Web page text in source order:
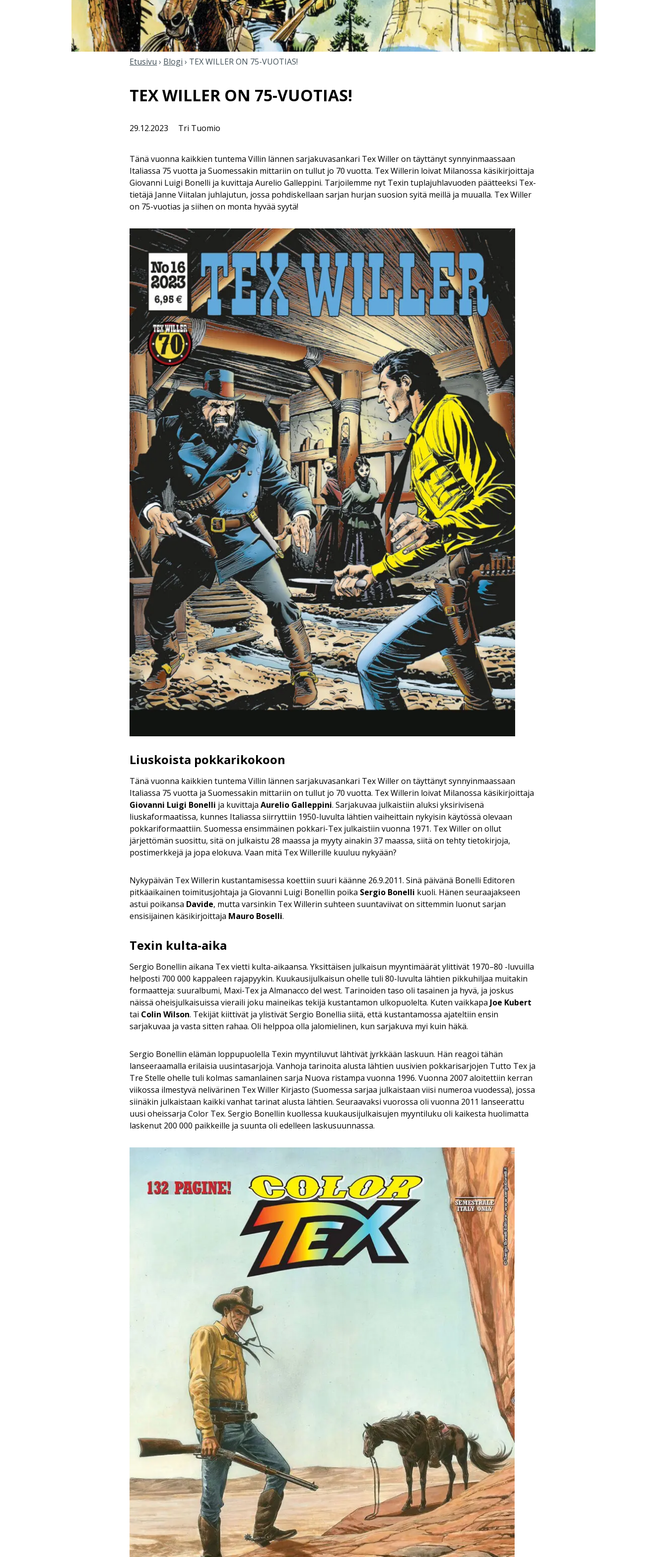
Etusivu › Blogi › TEX WILLER ON 75-VUOTIAS!
TEX WILLER ON 75-VUOTIAS!
29.12.2023 Tri Tuomio
Tänä vuonna kaikkien tuntema Villin lännen sarjakuvasankari Tex Willer on täyttänyt synnyinmaassaan
Italiassa 75 vuotta ja Suomessakin mittariin on tullut jo 70 vuotta. Tex Willerin loivat Milanossa käsikirjoittaja
Giovanni Luigi Bonelli ja kuvittaja Aurelio Galleppini. Tarjoilemme nyt Texin tuplajuhlavuoden päätteeksi Tex-
tietäjä Janne Viitalan juhlajutun, jossa pohdiskellaan sarjan hurjan suosion syitä meillä ja muualla. Tex Willer
on 75-vuotias ja siihen on monta hyvää syytä!
Liuskoista pokkarikokoon
Tänä vuonna kaikkien tuntema Villin lännen sarjakuvasankari Tex Willer on täyttänyt synnyinmaassaan
Italiassa 75 vuotta ja Suomessakin mittariin on tullut jo 70 vuotta. Tex Willerin loivat Milanossa käsikirjoittaja
Giovanni Luigi Bonelli ja kuvittajaAurelio Galleppini. Sarjakuvaa julkaistiin aluksi yksirivisenä
liuskaformaatissa, kunnes Italiassa siirryttiin 1950-luvulta lähtien vaiheittain nykyisin käytössä olevaan
pokkariformaattiin. Suomessa ensimmäinen pokkari-Tex julkaistiin vuonna 1971. Tex Willer on ollut
järjettömän suosittu, sitä on julkaistu 28 maassa ja myyty ainakin 37 maassa, siitä on tehty tietokirjoja,
postimerkkejä ja jopa elokuva. Vaan mitä Tex Willerille kuuluu nykyään?
Nykypäivän Tex Willerin kustantamisessa koettiin suuri käänne 26.9.2011. Sinä päivänä Bonelli Editoren
pitkäaikainen toimitusjohtaja ja Giovanni Luigi Bonellin poika Sergio Bonelli kuoli. Hänen seuraajakseen
astui poikansa Davide, mutta varsinkin Tex Willerin suhteen suuntaviivat on sittemmin luonut sarjan
ensisijainen käsikirjoittaja Mauro Boselli.
Texin kulta-aika
Sergio Bonellin aikana Tex vietti kulta-aikaansa. Yksittäisen julkaisun myyntimäärät ylittivät 1970–80 -luvuilla
helposti 700 000 kappaleen rajapyykin. Kuukausijulkaisun ohelle tuli 80-luvulta lähtien pikkuhiljaa muitakin
formaatteja: suuralbumi, Maxi-Tex ja Almanacco del west. Tarinoiden taso oli tasainen ja hyvä, ja joskus
näissä oheisjulkaisuissa vieraili joku maineikas tekijä kustantamon ulkopuolelta. Kuten vaikkapaJoe Kubert
tai Colin Wilson. Tekijät kiittivät ja ylistivät Sergio Bonellia siitä, että kustantamossa ajateltiin ensin
sarjakuvaa ja vasta sitten rahaa. Oli helppoa olla jalomielinen, kun sarjakuva myi kuin häkä.
Sergio Bonellin elämän loppupuolella Texin myyntiluvut lähtivät jyrkkään laskuun. Hän reagoi tähän
lanseeraamalla erilaisia uusintasarjoja. Vanhoja tarinoita alusta lähtien uusivien pokkarisarjojen Tutto Tex ja
Tre Stelle ohelle tuli kolmas samanlainen sarja Nuova ristampa vuonna 1996. Vuonna 2007 aloitettiin kerran
viikossa ilmestyvä nelivärinen Tex Willer Kirjasto (Suomessa sarjaa julkaistaan viisi numeroa vuodessa), jossa
siinäkin julkaistaan kaikki vanhat tarinat alusta lähtien. Seuraavaksi vuorossa oli vuonna 2011 lanseerattu
uusi oheissarja Color Tex. Sergio Bonellin kuollessa kuukausijulkaisujen myyntiluku oli kaikesta huolimatta
laskenut 200 000 paikkeille ja suunta oli edelleen laskusuunnassa.